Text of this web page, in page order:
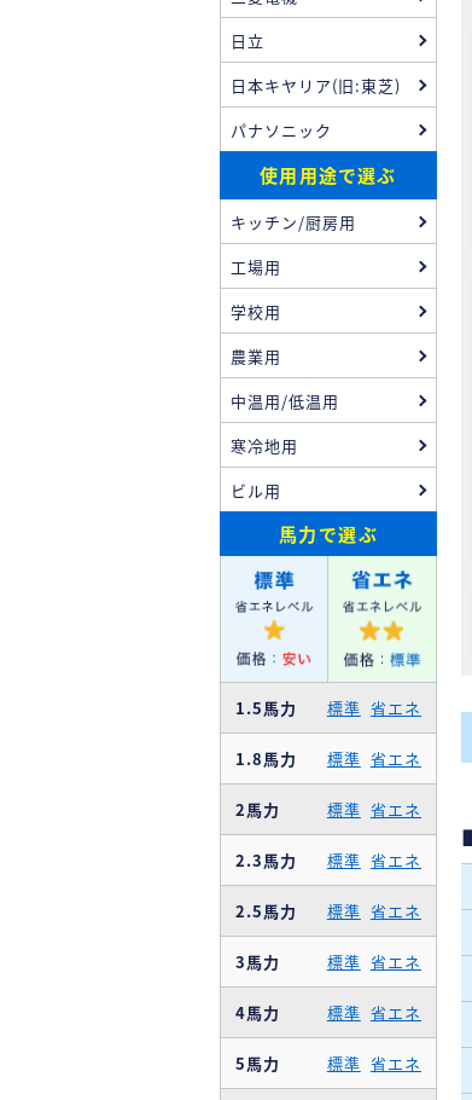
日立
日本キヤリア(旧:東芝)
パナソニック
使用用途で選ぶ
キッチン/厨房用
工場用
学校用
農業用
中温用/低温用
寒冷地用
ビル用
馬力で選ぶ
1.5馬力 標準 省エネ
1.8馬力 標準 省エネ
2馬力 標準 省エネ
2.3馬力 標準 省エネ
2.5馬力 標準 省エネ
3馬力 標準 省エネ
4馬力 標準 省エネ
5馬力 標準 省エネ